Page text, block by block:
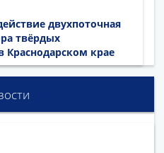
двухпоточная
твёрдых
крае